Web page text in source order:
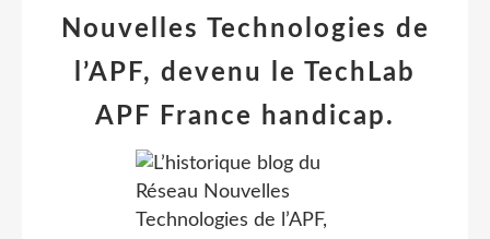
Nouvelles Technologies de
l’APF, devenu le TechLab
APF France handicap.